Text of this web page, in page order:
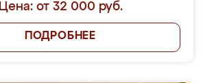
Цена: от 32 000 руб.
ПОДРОБНЕЕ